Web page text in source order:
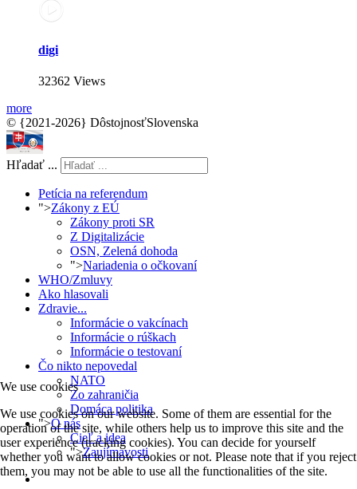
digi
32362 Views
more
© {2021-2026} DôstojnosťSlovenska
Hľadať ...
Petícia na referendum
">Zákony z EÚ
Zákony proti SR
Z Digitalizácie
OSN, Zelená dohoda
">Nariadenia o očkovaní
WHO/Zmluvy
Ako hlasovali
Zdravie...
Informácie o vakcínach
Informácie o rúškach
Informácie o testovaní
Čo nikto nepovedal
NATO
Zo zahraničia
Domáca politika
">O nás
Cieľ a idea
">Zaujímavosti
We use cookies
We use cookies on our website. Some of them are essential for the
operation of the site, while others help us to improve this site and the
user experience (tracking cookies). You can decide for yourself
whether you want to allow cookies or not. Please note that if you reject
them, you may not be able to use all the functionalities of the site.